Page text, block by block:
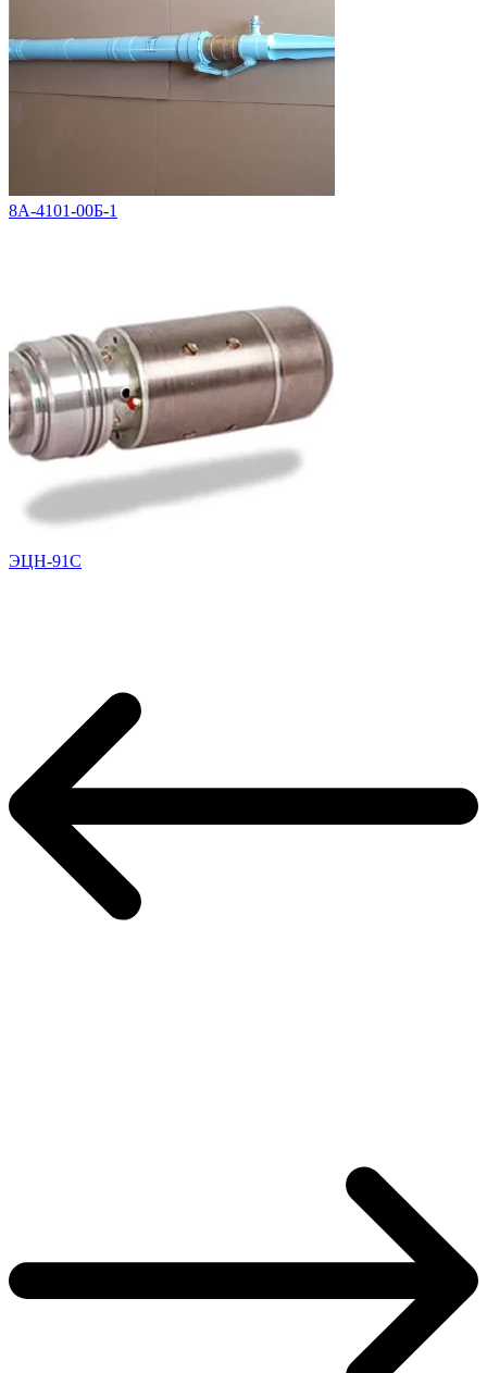
8А-4101-00Б-1
ЭЦН-91С